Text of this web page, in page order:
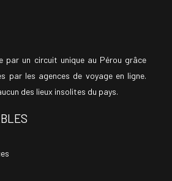
par un circuit unique au Pérou grâce
par les agences de voyage en ligne.
des lieux insolites du pays.